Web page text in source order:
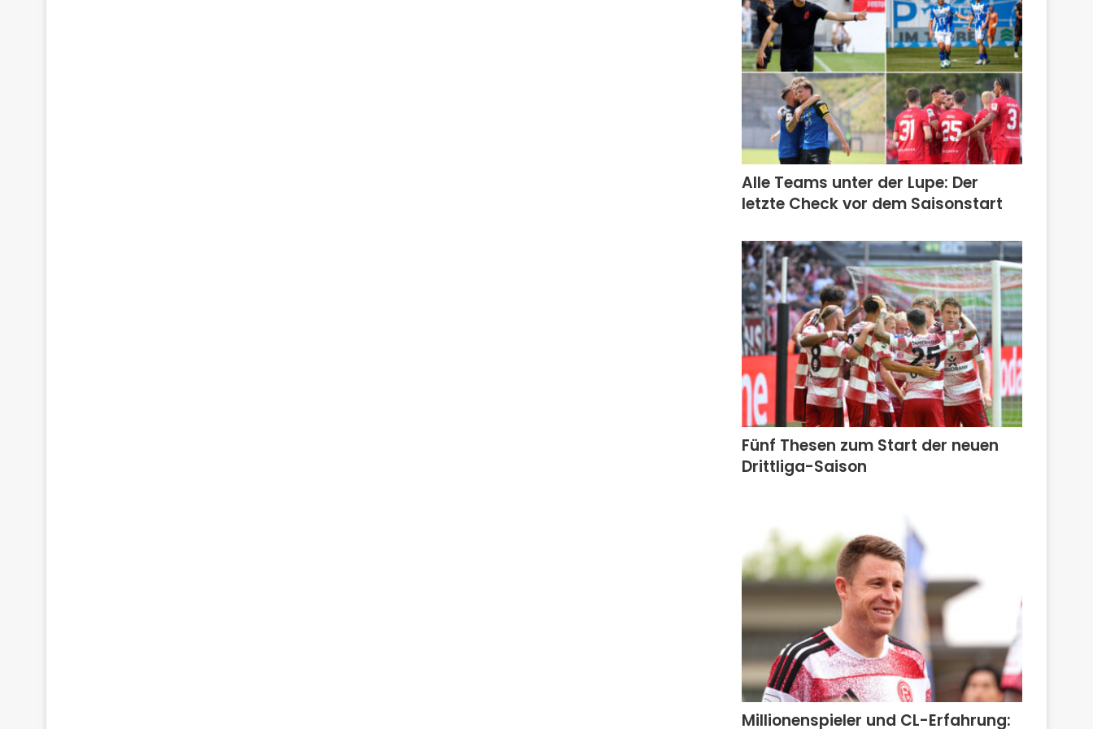
Alle Teams unter der Lupe: Der
letzte Check vor dem Saisonstart
Fünf Thesen zum Start der neuen
Drittliga-Saison
Millionenspieler und CL-Erfahrung: